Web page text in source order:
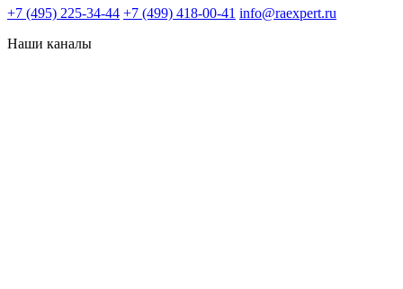
+7 (495) 225-34-44 +7 (499) 418-00-41 info@raexpert.ru
Наши каналы